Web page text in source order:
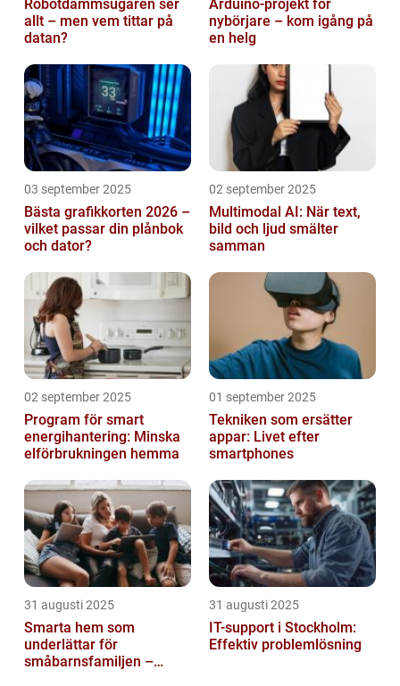
Robotdammsugaren ser
allt – men vem tittar på
datan?
Arduino-projekt för
nybörjare – kom igång på
en helg
03 september 2025
Bästa grafikkorten 2026 –
vilket passar din plånbok
och dator?
02 september 2025
Multimodal AI: När text,
bild och ljud smälter
samman
02 september 2025
Program för smart
energihantering: Minska
elförbrukningen hemma
01 september 2025
Tekniken som ersätter
appar: Livet efter
smartphones
31 augusti 2025
Smarta hem som
underlättar för
småbarnsfamiljen –
31 augusti 2025
IT-support i Stockholm:
Effektiv problemlösning